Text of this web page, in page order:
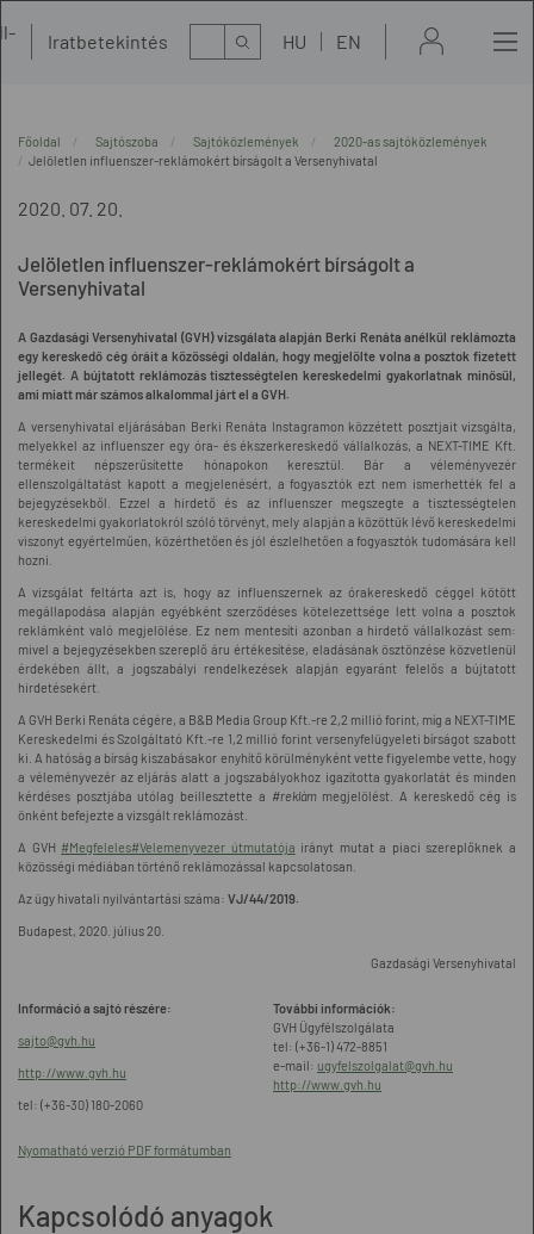
Iratbetekintés Kereső HU EN
Főoldal Sajtószoba Sajtóközlemények
2020-as sajtóközlemények
Jelöletlen influenszer-reklámokért bírságolt a Versenyhivatal
2020. 07. 20.
Jelöletlen influenszer-reklámokért bírságolt a
Versenyhivatal
A Gazdasági Versenyhivatal (GVH) vizsgálata alapján Berki Renáta anélkül reklámozta
egy kereskedő cég óráit a közösségi oldalán, hogy megjelölte volna a posztok fizetett
jellegét. A bújtatott reklámozás tisztességtelen kereskedelmi gyakorlatnak minősül,
ami miatt már számos alkalommal járt el a GVH.
A versenyhivatal eljárásában Berki Renáta Instagramon közzétett posztjait vizsgálta,
melyekkel az influenszer egy óra- és ékszerkereskedő vállalkozás, a NEXT-TIME Kft.
termékeit népszerűsítette hónapokon keresztül. Bár a véleményvezér
ellenszolgáltatást kapott a megjelenésért, a fogyasztók ezt nem ismerhették fel a
bejegyzésekből. Ezzel a hirdető és az influenszer megszegte a tisztességtelen
kereskedelmi gyakorlatokról szóló törvényt, mely alapján a közöttük lévő kereskedelmi
viszonyt egyértelműen, közérthetően és jól észlelhetően a fogyasztók tudomására kell
hozni.
A vizsgálat feltárta azt is, hogy az influenszernek az órakereskedő céggel kötött
megállapodása alapján egyébként szerződéses kötelezettsége lett volna a posztok
reklámként való megjelölése. Ez nem mentesíti azonban a hirdető vállalkozást sem:
mivel a bejegyzésekben szereplő áru értékesítése, eladásának ösztönzése közvetlenül
érdekében állt, a jogszabályi rendelkezések alapján egyaránt felelős a bújtatott
hirdetésekért.
A GVH Berki Renáta cégére, a B&B Media Group Kft.-re 2,2 millió forint, míg a NEXT-TIME
Kereskedelmi és Szolgáltató Kft.-re 1,2 millió forint versenyfelügyeleti bírságot szabott
ki. A hatóság a bírság kiszabásakor enyhítő körülményként vette figyelembe vette, hogy
a véleményvezér az eljárás alatt a jogszabályokhoz igazította gyakorlatát és minden
kérdéses posztjába utólag beillesztette a #reklámmegjelölést. A kereskedő cég is
önként befejezte a vizsgált reklámozást.
A GVH #Megfeleles#Velemenyvezer útmutatója irányt mutat a piaci szereplőknek a
közösségi médiában történő reklámozással kapcsolatosan.
Az ügy hivatali nyilvántartási száma: VJ/44/2019.
Budapest, 2020. július 20.
Gazdasági Versenyhivatal
Információ a sajtó részére:
sajto@gvh.hu
http://www.gvh.hu
tel: (+36-30) 180-2060
További információk:
GVH Ügyfélszolgálata
tel: (+36-1) 472-8851
e-mail: ugyfelszolgalat@gvh.hu
http://www.gvh.hu
Nyomatható verzió PDF formátumban
Kapcsolódó anyagok